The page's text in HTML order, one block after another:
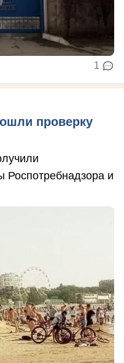
1
проверку
Роспотребнадзора и